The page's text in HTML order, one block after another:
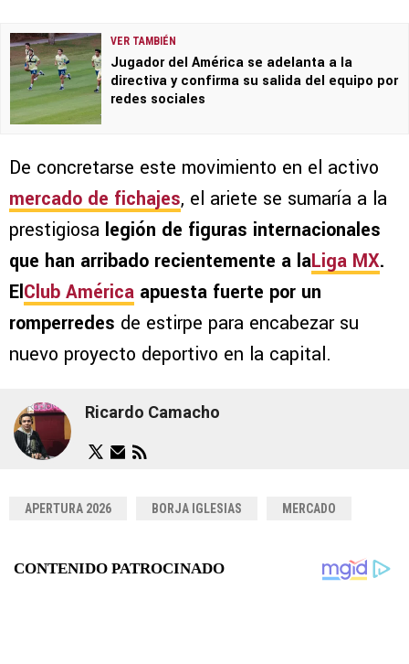
VER TAMBIÉN
Jugador del América se adelanta a la
directiva y confirma su salida del equipo por
redes sociales
De concretarse este movimiento en el activo
mercado de fichajes, el ariete se sumaría a la
prestigiosa legión de figuras internacionales
que han arribado recientemente a laLiga MX.
ElClub América apuesta fuerte por un
romperredes de estirpe para encabezar su
nuevo proyecto deportivo en la capital.
Ricardo Camacho
APERTURA 2026 BORJA IGLESIAS MERCADO